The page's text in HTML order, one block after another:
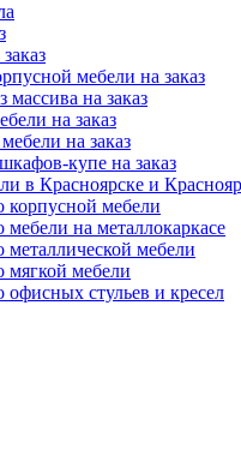
мебели на заказ
массива на заказ
на заказ
на заказ
купе на заказ
в Красноярске и
корпусной мебели
на металлокаркасе
мебели
мягкой мебели
стульев и кресел